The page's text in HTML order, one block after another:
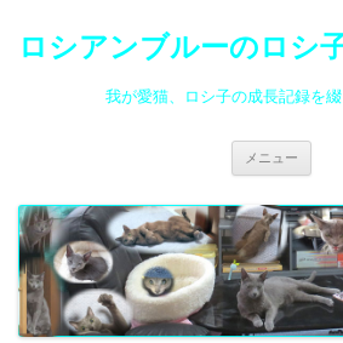
ロシアンブルーのロシ
我が愛猫、ロシ子の成長記録を綴
メニュー
ツ
へ
ス
キ
ッ
プ